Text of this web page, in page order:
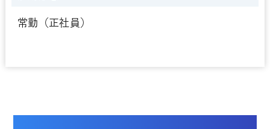
常勤（正社員）